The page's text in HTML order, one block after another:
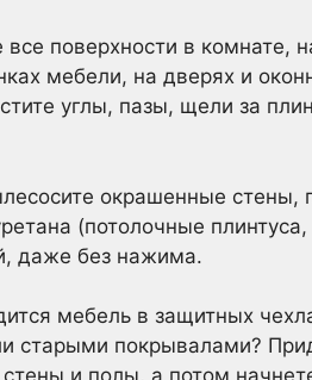
все поверхности в
мебели, на дверях и
углы, пазы, щели за
окрашенные
(потолочные
даже без нажима.
мебель в защитных
покрывалами?
и полы, а потом